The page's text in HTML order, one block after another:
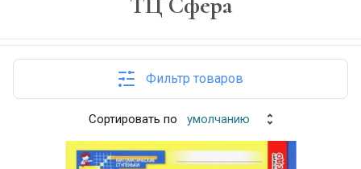
Фильтр товаров
Сортировать по умолчанию